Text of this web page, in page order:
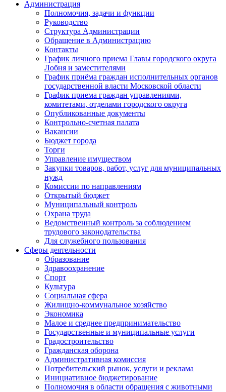
Администрация
Полномочия, задачи и функции
Руководство
Структура Администрации
Обращение в Администрацию
Контакты
График личного приема Главы городского округа
Лобня и заместителями
График приёма граждан исполнительных органов
государственной власти Московской области
График приема граждан управлениями,
комитетами, отделами городского округа
Опубликованные документы
Контрольно-счетная палата
Вакансии
Бюджет города
Торги
Управление имуществом
Закупки товаров, работ, услуг для муниципальных
нужд
Комиссии по направлениям
Открытый бюджет
Муниципальный контроль
Охрана труда
Ведомственный контроль за соблюдением
трудового законодательства
Для служебного пользования
Сферы деятельности
Образование
Здравоохранение
Спорт
Культура
Социальная сфера
Жилищно-коммунальное хозяйство
Экономика
Малое и среднее предпринимательство
Государственные и муниципальные услуги
Градостроительство
Гражданская оборона
Административная комиссия
Потребительский рынок, услуги и реклама
Инициативное бюджетирование
Полномочия в области обращения с животными